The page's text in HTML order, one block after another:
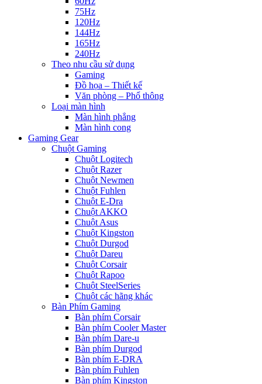
75Hz
120Hz
144Hz
165Hz
240Hz
Theo nhu cầu sử dụng
Gaming
Đồ họa – Thiết kế
Văn phòng – Phổ thông
Loại màn hình
Màn hình phẳng
Màn hình cong
Gaming Gear
Chuột Gaming
Chuột Logitech
Chuột Razer
Chuột Newmen
Chuột Fuhlen
Chuột E-Dra
Chuột AKKO
Chuột Asus
Chuột Kingston
Chuột Durgod
Chuột Dareu
Chuột Corsair
Chuột Rapoo
Chuột SteelSeries
Chuột các hãng khác
Bàn Phím Gaming
Bàn phím Corsair
Bàn phím Cooler Master
Bàn phím Dare-u
Bàn phím Durgod
Bàn phím E-DRA
Bàn phím Fuhlen
Bàn phím Kingston